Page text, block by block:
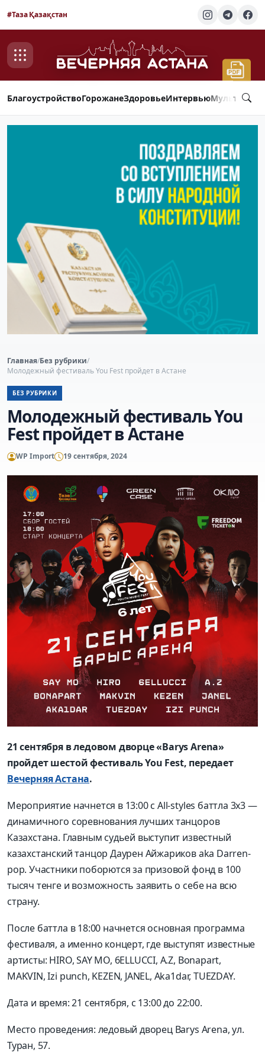
#Таза Қазақстан
БлагоустройствоГорожанеЗдоровьеИнтервью
Главная/Без рубрики/
Молодежный фестиваль You Fest пройдет в Астане
БЕЗ РУБРИКИ
Молодежный фестиваль You
Fest пройдет в Астане
WP Import 19 сентября, 2024
21 сентября в ледовом дворце «Barys Arena»
пройдет шестой фестиваль You Fest, передает
Вечерняя Астана.
Мероприятие начнется в 13:00 с All-styles баттла 3х3 —
динамичного соревнования лучших танцоров
Казахстана. Главным судьей выступит известный
казахстанский танцор Даурен Айжариков aka Darren-
pop. Участники поборются за призовой фонд в 100
тысяч тенге и возможность заявить о себе на всю
страну.
После баттла в 18:00 начнется основная программа
фестиваля, а именно концерт, где выступят известные
артисты: HIRO, SAY MO, 6ELLUCCI, A.Z, Bonapart,
MAKVIN, Izi punch, KEZEN, JANEL, Aka1dar, TUEZDAY.
Дата и время: 21 сентября, с 13:00 до 22:00.
Место проведения: ледовый дворец Barys Arena, ул.
Туран, 57.